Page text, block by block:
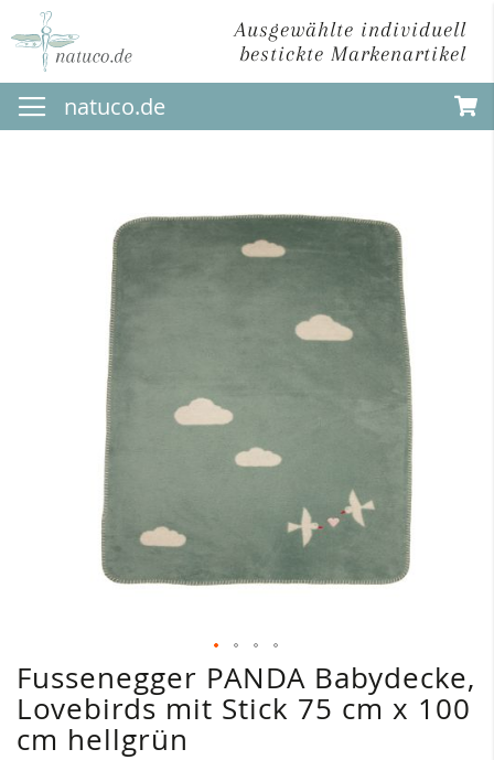
Ausgewählte individuell
bestickte Markenartikel
Direkt
zum
Inhalt
natuco.de
Fussenegger PANDA Babydecke,
Lovebirds mit Stick 75 cm x 100
cm hellgrün
Zum
Anfang
der
Bildergalerie